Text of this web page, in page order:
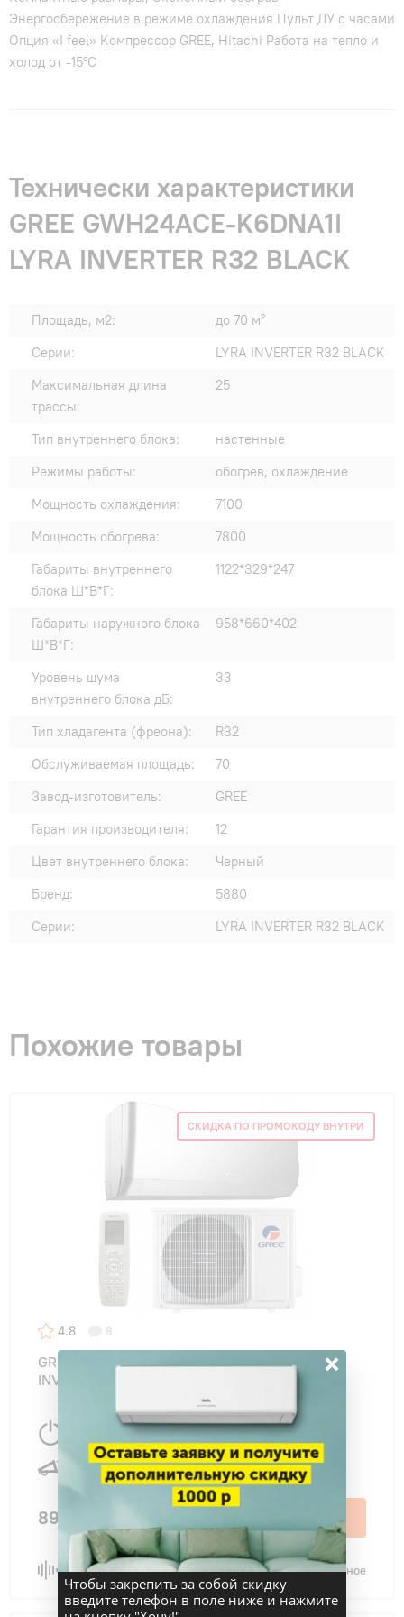
Энергосбережение в режиме охлаждения Пульт ДУ с часами
Опция «I feel» Компрессор GREE, Hitachi Работа на тепло и
холод от -15°С
Технически характеристики
GREE GWH24ACE-K6DNA1I
LYRA INVERTER R32 BLACK
Площадь, м2:
до 70 м²
Серии:
LYRA INVERTER R32 BLACK
Максимальная длина
трассы:
25
Тип внутреннего блока:
настенные
Режимы работы:
обогрев, охлаждение
Мощность охлаждения:
7100
Мощность обогрева:
7800
Габариты внутреннего
блока Ш*В*Г:
1122*329*247
Габариты наружного блока
Ш*В*Г:
958*660*402
Уровень шума
внутреннего блока дБ:
33
Тип хладагента (фреона):
R32
Обслуживаемая площадь:
70
Завод-изготовитель:
GREE
Гарантия производителя:
12
Цвет внутреннего блока:
Черный
Бренд:
5880
Серии:
LYRA INVERTER R32 BLACK
Похожие товары
СКИДКА ПО ПРОМОКОДУ ВНУТРИ
4.8 8
GREE GWH12AGC-K6DNA4F WIFI PULAR
INVERTER SILVER
36 м2
24 дБ
89 300 ₽
Сравнить В избранное
×
Чтобы закрепить за собой скидку
введите телефон в поле ниже и нажмите